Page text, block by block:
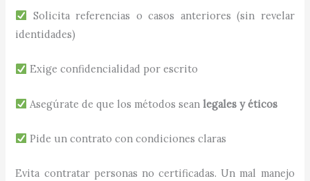
Solicita referencias o casos anteriores (sin revelar
identidades)
Exige confidencialidad por escrito
Asegúrate de que los métodos seanlegales y éticos
Pide un contrato con condiciones claras
Evita contratar personas no certificadas. Un mal manejo